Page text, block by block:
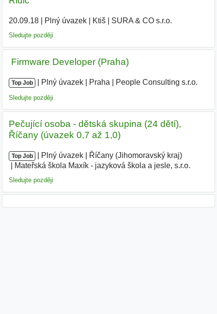
20.09.18| Plný úvazek| Ktiš| SURA & CO s.r.o.
Sledujte později
‍ Firmware Developer (Praha)
Top Job Plný úvazek Praha People Consulting s.r.o.
Sledujte později
Pečující osoba - dětská skupina (24 dětí),
Říčany (úvazek 0,7 až 1,0)
Top Job Plný úvazek Říčany (Jihomoravský kraj)
Mateřská škola Maxík - jazyková škola a jesle, s.r.o.
Sledujte později